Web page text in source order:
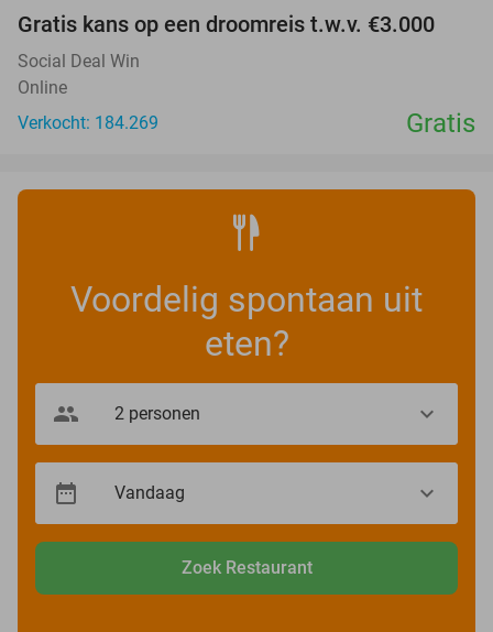
Gratis kans op een droomreis t.w.v. €3.000
Social Deal Win
Online
Verkocht: 184.269
Gratis
Voordelig spontaan uit
eten?
Zoek Restaurant